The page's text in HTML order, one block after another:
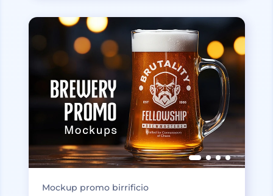
Mockup promo birrificio